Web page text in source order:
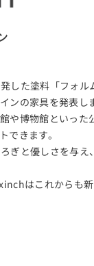
した塗料「フォル
ンの家具を発表し
や博物館といっ
できます。
ぎと優しさを与
はこれからも